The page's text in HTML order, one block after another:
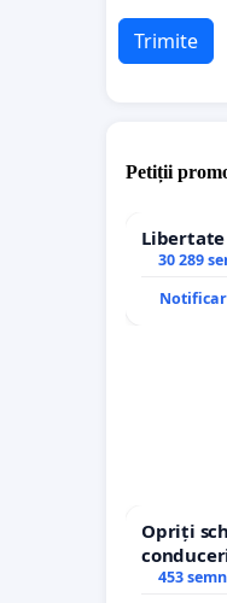
Trimite
Petiții
Libertate
30 289
Opriți
453